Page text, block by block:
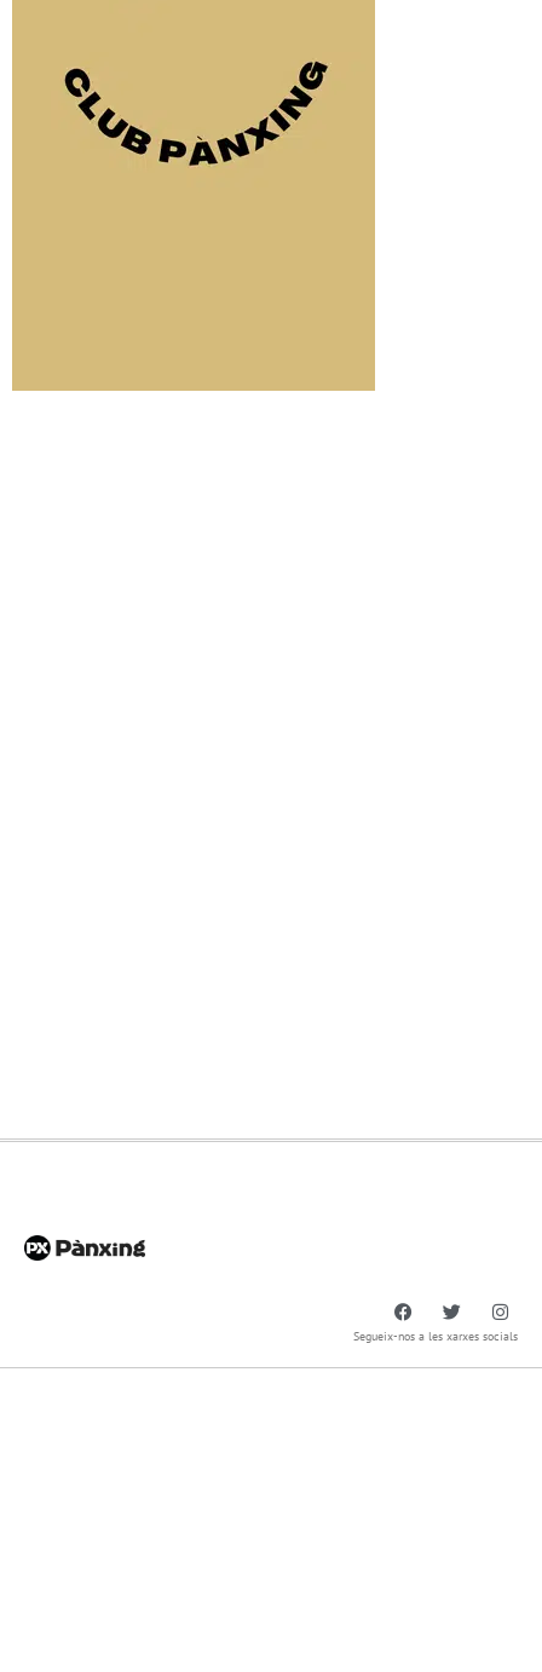
Segueix-nos a les xarxes socials